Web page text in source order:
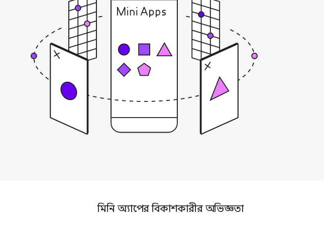
মিনি অ্যাপের বিকাশকারীর অভিজ্ঞতা